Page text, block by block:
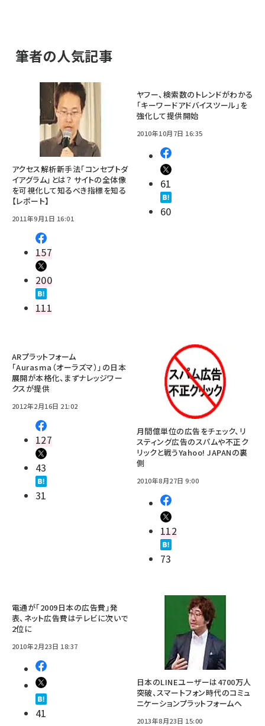
筆者の人気記事
アクセス解析新手法「コンセプトダ
イアグラム」とは？ サイトの全体像
を可視化して知るべき指標を知る
【レポート】
2011年9月1日 16:01
157
200
111
ヤフー、検索数のトレンドがわかる
「キーワードアドバイスツール」を
強化して提供開始
2010年10月7日 16:35
61
60
ARプラットフォーム
「Aurasma（オーラズマ）」の日本
展開が本格化、まずナレッジワー
クスが提供
2012年2月16日 21:02
127
43
31
月間億単位の広告をチェック、リ
スティング広告のスパムや不正ク
リックと戦うYahoo! JAPANの裏
側
2010年8月27日 9:00
112
73
電通が「2009日本の広告費」発
表、ネット広告費はテレビに次いで
2位に
2010年2月23日 18:37
41
日本のLINEユーザーは4700万人
突破、スマートフォン時代のコミュ
ニケーションプラットフォームへ
2013年8月23日 15:00